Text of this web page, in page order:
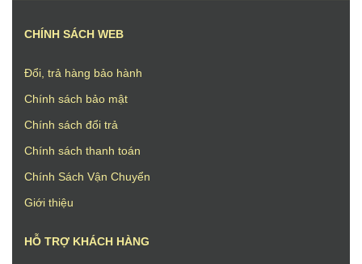
CHÍNH SÁCH WEB
Đổi, trả hàng bảo hành
Chính sách bảo mật
Chính sách đổi trả
Chính sách thanh toán
Chính Sách Vận Chuyển
Giới thiệu
HỖ TRỢ KHÁCH HÀNG